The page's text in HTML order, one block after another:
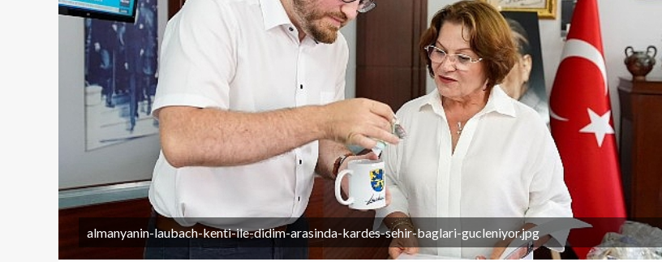
almanyanin-laubach-kenti-ile-didim-arasinda-kardes-sehir-baglari-gucleniyor.jpg